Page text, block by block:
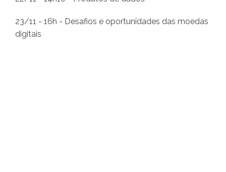
23/11 - 16h - Desafios e oportunidades das moedas
digitais